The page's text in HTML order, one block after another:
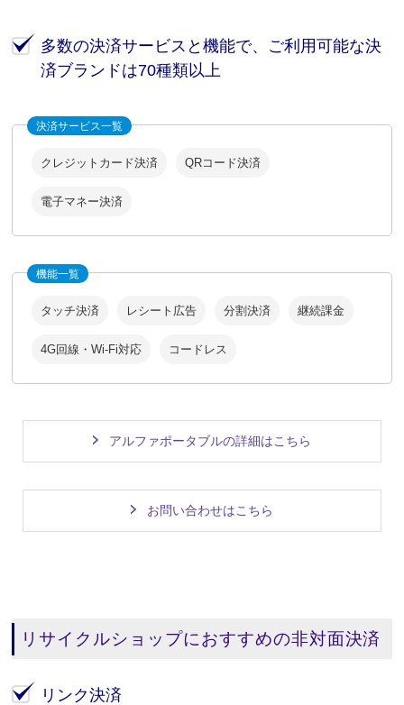
多数の決済サービスと機能で、ご利用可能な決
済ブランドは70種類以上
決済サービス一覧
クレジットカード決済 QRコード決済
電子マネー決済
機能一覧
タッチ決済 レシート広告 分割決済 継続課金
4G回線・Wi-Fi対応 コードレス
アルファポータブルの詳細はこちら
お問い合わせはこちら
リサイクルショップにおすすめの非対面決済
リンク決済